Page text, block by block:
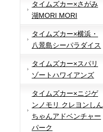
タイムズカー×さがみ
湖MORI MORI
タイムズカー×横浜・
八景島シーパラダイス
タイムズカー×スパリ
ゾートハワイアンズ
タイムズカー×ニジゲ
ンノモリ クレヨンしん
ちゃんアドベンチャー
パーク